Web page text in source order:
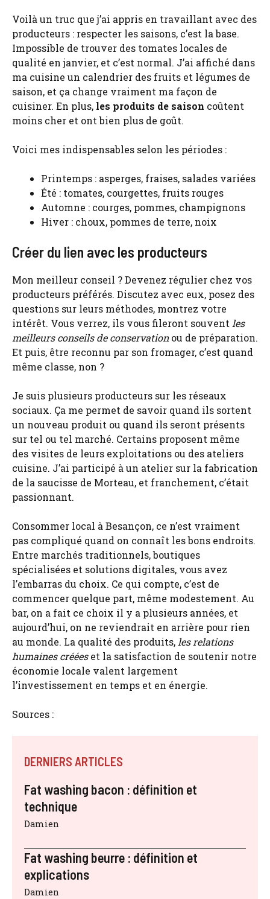
Voilà un truc que j’ai appris en travaillant avec des
producteurs : respecter les saisons, c’est la base.
Impossible de trouver des tomates locales de
qualité en janvier, et c’est normal. J’ai affiché dans
ma cuisine un calendrier des fruits et légumes de
saison, et ça change vraiment ma façon de
cuisiner. En plus, les produits de saison coûtent
moins cher et ont bien plus de goût.
Voici mes indispensables selon les périodes :
Printemps : asperges, fraises, salades variées
Été : tomates, courgettes, fruits rouges
Automne : courges, pommes, champignons
Hiver : choux, pommes de terre, noix
Créer du lien avec les producteurs
Mon meilleur conseil ? Devenez régulier chez vos
producteurs préférés. Discutez avec eux, posez des
questions sur leurs méthodes, montrez votre
intérêt. Vous verrez, ils vous fileront souventles
meilleurs conseils de conservationou de préparation.
Et puis, être reconnu par son fromager, c’est quand
même classe, non ?
Je suis plusieurs producteurs sur les réseaux
sociaux. Ça me permet de savoir quand ils sortent
un nouveau produit ou quand ils seront présents
sur tel ou tel marché. Certains proposent même
des visites de leurs exploitations ou des ateliers
cuisine. J’ai participé à un atelier sur la fabrication
de la saucisse de Morteau, et franchement, c’était
passionnant.
Consommer local à Besançon, ce n’est vraiment
pas compliqué quand on connaît les bons endroits.
Entre marchés traditionnels, boutiques
spécialisées et solutions digitales, vous avez
l’embarras du choix. Ce qui compte, c’est de
commencer quelque part, même modestement. Au
bar, on a fait ce choix il y a plusieurs années, et
aujourd’hui, on ne reviendrait en arrière pour rien
au monde. La qualité des produits,les relations
humaines crééeset la satisfaction de soutenir notre
économie locale valent largement
l’investissement en temps et en énergie.
Sources :
DERNIERS ARTICLES
Fat washing bacon : définition et
technique
Damien
Fat washing beurre : définition et
explications
Damien